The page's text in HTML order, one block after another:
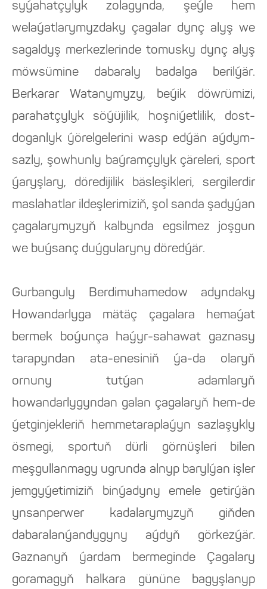
syýahatçylyk zolagynda, şeýle hem
welaýatlarymyzdaky çagalar dynç alyş we
sagaldyş merkezlerinde tomusky dynç alyş
möwsümine dabaraly badalga berilýär.
Berkarar Watanymyzy, beýik döwrümizi,
parahatçylyk söýüjilik, hoşniýetlilik, dost-
doganlyk ýörelgelerini wasp edýän aýdym-
sazly, şowhunly baýramçylyk çäreleri, sport
ýaryşlary, döredijilik bäsleşikleri, sergilerdir
maslahatlar ildeşlerimiziň, şol sanda şadyýan
çagalarymyzyň kalbynda egsilmez joşgun
we buýsanç duýgularyny döredýär.
Gurbanguly Berdimuhamedow adyndaky
Howandarlyga mätäç çagalara hemaýat
bermek boýunça haýyr-sahawat gaznasy
tarapyndan ata-enesiniň ýa-da olaryň
ornuny tutýan adamlaryň
howandarlygyndan galan çagalaryň hem-de
ýetginjekleriň hemmetaraplaýyn sazlaşykly
ösmegi, sportuň dürli görnüşleri bilen
meşgullanmagy ugrunda alnyp barylýan işler
jemgyýetimiziň binýadyny emele getirýän
ynsanperwer kadalarymyzyň giňden
dabaralanýandygyny aýdyň görkezýär.
Gaznanyň ýardam bermeginde Çagalary
goramagyň halkara gününe bagyşlanyp